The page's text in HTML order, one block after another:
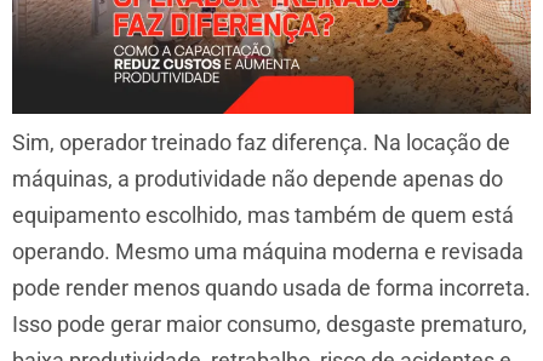
Sim, operador treinado faz diferença. Na locação de
máquinas, a produtividade não depende apenas do
equipamento escolhido, mas também de quem está
operando. Mesmo uma máquina moderna e revisada
pode render menos quando usada de forma incorreta.
Isso pode gerar maior consumo, desgaste prematuro,